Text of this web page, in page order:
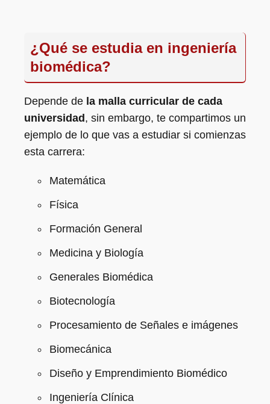
¿Qué se estudia en ingeniería
biomédica?
Depende de la malla curricular de cada
universidad, sin embargo, te compartimos un
ejemplo de lo que vas a estudiar si comienzas
esta carrera:
Matemática
Física
Formación General
Medicina y Biología
Generales Biomédica
Biotecnología
Procesamiento de Señales e imágenes
Biomecánica
Diseño y Emprendimiento Biomédico
Ingeniería Clínica